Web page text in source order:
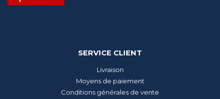
SERVICE CLIENT
Livraison
Moyens de paiement
Conditions générales de vente